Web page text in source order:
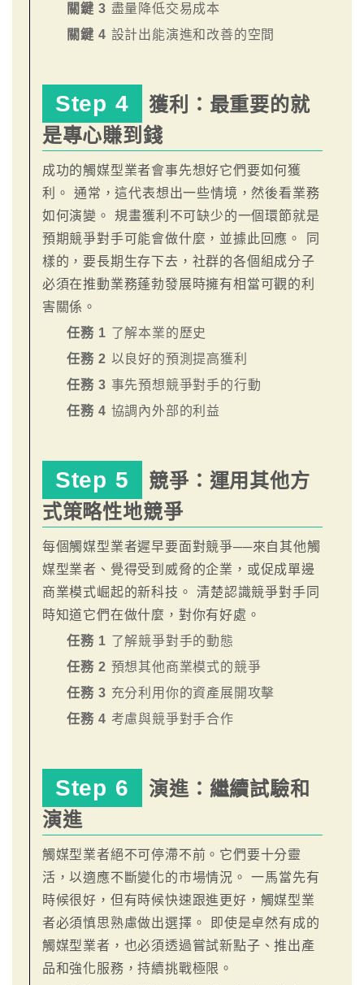
關鍵 3 盡量降低交易成本
關鍵 4 設計出能演進和改善的空間
Step 4
獲利：最重要的就
是專心賺到錢
成功的觸媒型業者會事先想好它們要如何獲
利。 通常，這代表想出一些情境，然後看業務
如何演變。 規畫獲利不可缺少的一個環節就是
預期競爭對手可能會做什麼，並據此回應。 同
樣的，要長期生存下去，社群的各個組成分子
必須在推動業務蓬勃發展時擁有相當可觀的利
害關係。
任務 1 了解本業的歷史
任務 2 以良好的預測提高獲利
任務 3 事先預想競爭對手的行動
任務 4 協調內外部的利益
Step 5
競爭：運用其他方
式策略性地競爭
每個觸媒型業者遲早要面對競爭──來自其他觸
媒型業者、覺得受到威脅的企業，或促成單邊
商業模式崛起的新科技。 清楚認識競爭對手同
時知道它們在做什麼，對你有好處。
任務 1 了解競爭對手的動態
任務 2 預想其他商業模式的競爭
任務 3 充分利用你的資產展開攻擊
任務 4 考慮與競爭對手合作
Step 6
演進：繼續試驗和
演進
觸媒型業者絕不可停滯不前。它們要十分靈
活，以適應不斷變化的市場情況。 一馬當先有
時候很好，但有時候快速跟進更好，觸媒型業
者必須慎思熟慮做出選擇。 即使是卓然有成的
觸媒型業者，也必須透過嘗試新點子、推出產
品和強化服務，持續挑戰極限。